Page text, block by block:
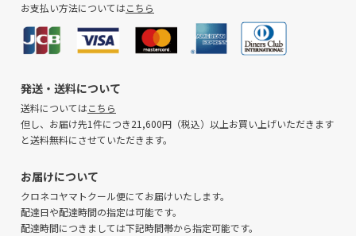
お支払い方法についてはこちら
発送・送料について
送料についてはこちら
但し、お届け先1件につき21,600円（税込）以上お買い上げいただきます
と送料無料にさせていただきます。
お届けについて
クロネコヤマトクール便にてお届けいたします。
配達日や配達時間の指定は可能です。
配達時間につきましては下記時間帯から指定可能です。